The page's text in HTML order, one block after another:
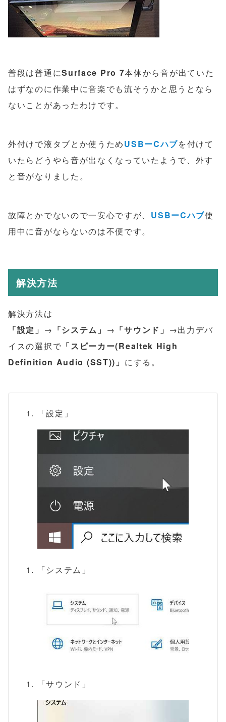
普段は普通にSurface Pro 7本体から音が出ていた
はずなのに作業中に音楽でも流そうかと思うとなら
ないことがあったわけです。
外付けで液タブとか使うためUSBーCハブを付けて
いたらどうやら音が出なくなっていたようで、外す
と音がなりました。
故障とかでないので一安心ですが、 USBーCハブ使
用中に音がならないのは不便です。
解決方法
解決方法は
「設定」 → 「システム」 → 「サウンド」 →出力デバ
イスの選択で 「スピーカー(Realtek High
Definition Audio (SST))」 にする。
「設定」
「システム」
「サウンド」